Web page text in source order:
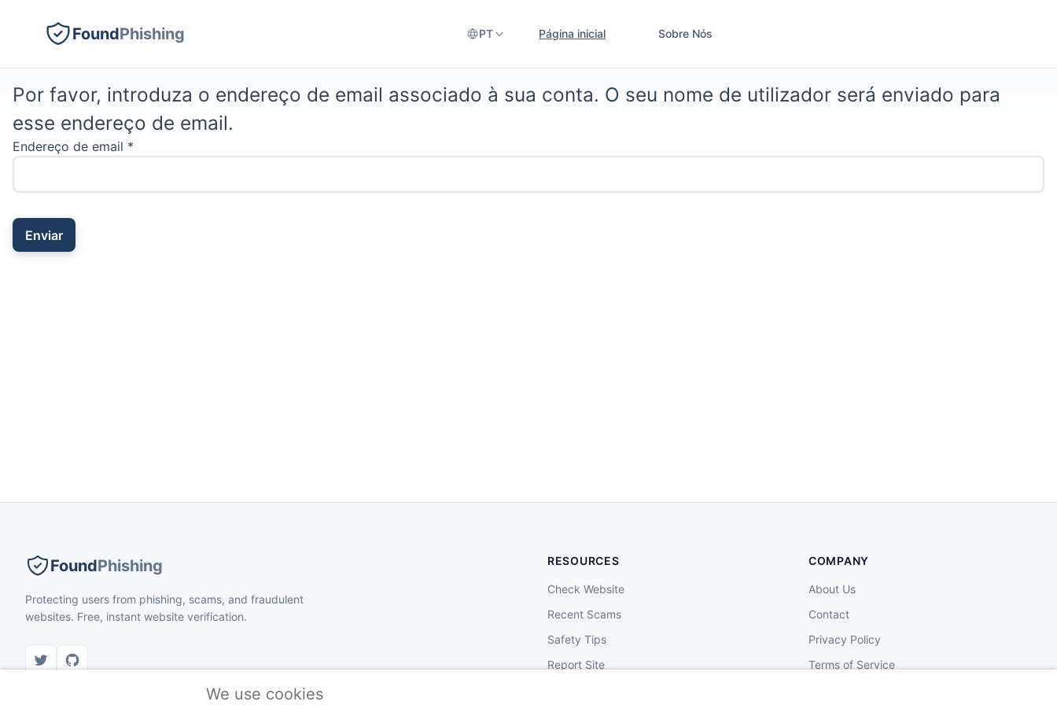
FoundPhishing PT Página inicial Sobre Nós
Por favor, introduza o endereço de email associado à sua conta. O seu nome de utilizador será enviado para
esse endereço de email.
Endereço de email *
Enviar
FoundPhishing
Protecting users from phishing, scams, and fraudulent
websites. Free, instant website verification.
RESOURCES
Check Website
Recent Scams
Safety Tips
Report Site
COMPANY
About Us
Contact
Privacy Policy
Terms of Service
We use cookies